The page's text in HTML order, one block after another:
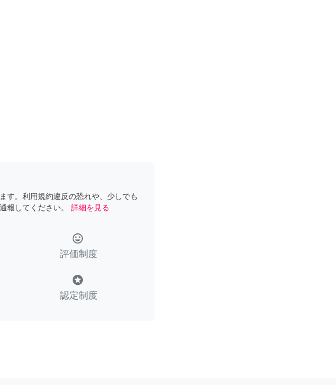
す。利用規約違反の恐れや、少しでも
報してください。
詳細を見る
tag_faces
評価制度
stars
認定制度